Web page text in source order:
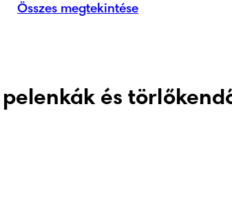
Összes megtekintése
pelenkák és